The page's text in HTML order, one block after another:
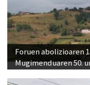
Foruen abolizioaren
Mugimenduaren 50.